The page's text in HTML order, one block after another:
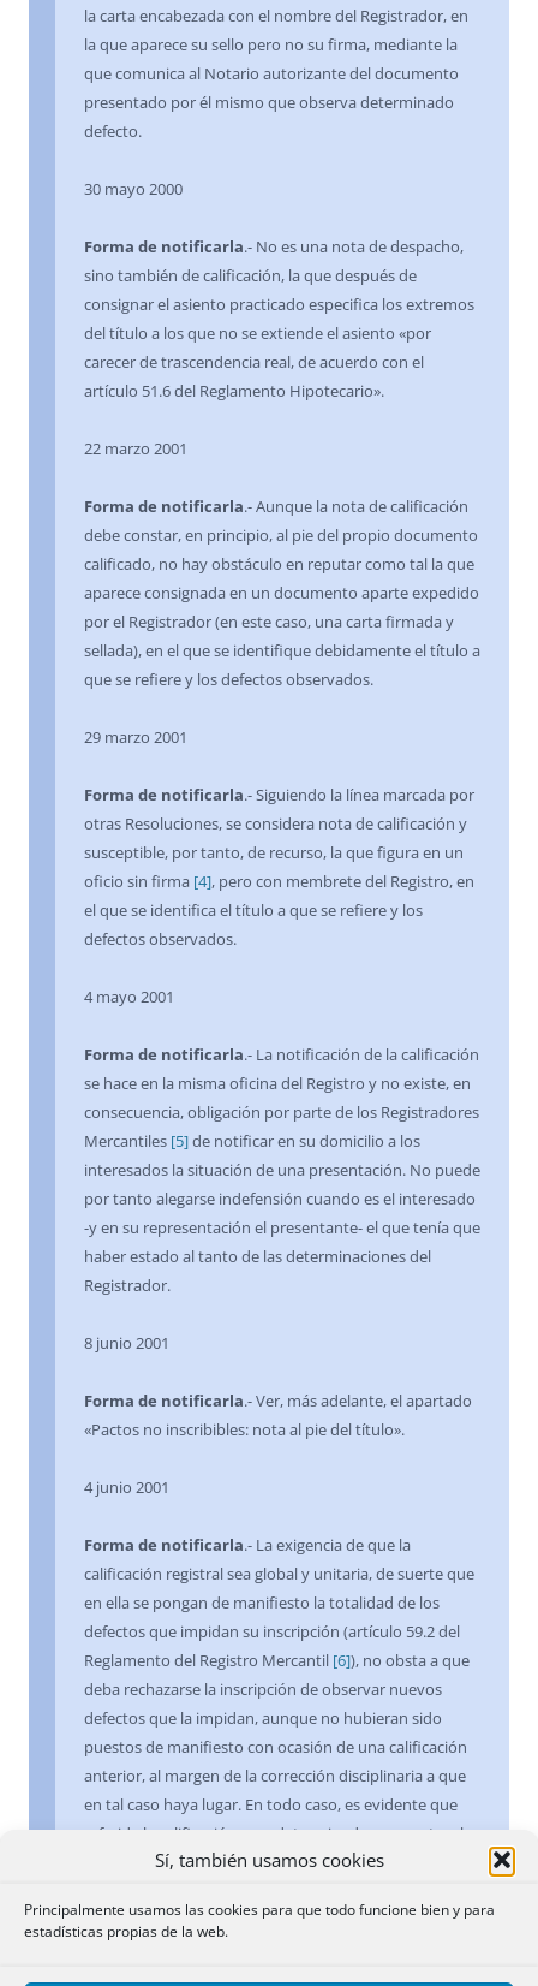
Sí, también usamos cookies
Principalmente usamos las cookies para que todo funcione bien y para
estadísticas propias de la web.
la carta encabezada con el nombre del Registrador, en
la que aparece su sello pero no su firma, mediante la
que comunica al Notario autorizante del documento
presentado por él mismo que observa determinado
defecto.
30 mayo 2000
Forma de notificarla.- No es una nota de despacho,
sino también de calificación, la que después de
consignar el asiento practicado especifica los extremos
del título a los que no se extiende el asiento «por
carecer de trascendencia real, de acuerdo con el
artículo 51.6 del Reglamento Hipotecario».
22 marzo 2001
Forma de notificarla.- Aunque la nota de calificación
debe constar, en principio, al pie del propio documento
calificado, no hay obstáculo en reputar como tal la que
aparece consignada en un documento aparte expedido
por el Registrador (en este caso, una carta firmada y
sellada), en el que se identifique debidamente el título a
que se refiere y los defectos observados.
29 marzo 2001
Forma de notificarla.- Siguiendo la línea marcada por
otras Resoluciones, se considera nota de calificación y
susceptible, por tanto, de recurso, la que figura en un
oficio sin firma [4], pero con membrete del Registro, en
el que se identifica el título a que se refiere y los
defectos observados.
4 mayo 2001
Forma de notificarla.- La notificación de la calificación
se hace en la misma oficina del Registro y no existe, en
consecuencia, obligación por parte de los Registradores
Mercantiles [5]de notificar en su domicilio a los
interesados la situación de una presentación. No puede
por tanto alegarse indefensión cuando es el interesado
-y en su representación el presentante- el que tenía que
haber estado al tanto de las determinaciones del
Registrador.
8 junio 2001
Forma de notificarla.- Ver, más adelante, el apartado
«Pactos no inscribibles: nota al pie del título».
4 junio 2001
Forma de notificarla.- La exigencia de que la
calificación registral sea global y unitaria, de suerte que
en ella se pongan de manifiesto la totalidad de los
defectos que impidan su inscripción (artículo 59.2 del
Reglamento del Registro Mercantil [6]), no obsta a que
deba rechazarse la inscripción de observar nuevos
defectos que la impidan, aunque no hubieran sido
puestos de manifiesto con ocasión de una calificación
anterior, al margen de la corrección disciplinaria a que
en tal caso haya lugar. En todo caso, es evidente que
referida la calificación a un determinado momento, el
de la presentación del título en el Registro, transcurrido
una nueva presentación de aquél, pueden haber
en especial los derivados del contenido del propio